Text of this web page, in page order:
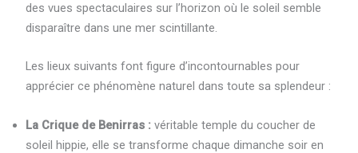
des vues spectaculaires sur l’horizon où le soleil semble
disparaître dans une mer scintillante.
Les lieux suivants font figure d’incontournables pour
apprécier ce phénomène naturel dans toute sa splendeur :
La Crique de Benirras :véritable temple du coucher de
soleil hippie, elle se transforme chaque dimanche soir en